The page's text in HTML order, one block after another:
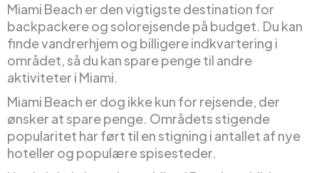
Miami Beach er den vigtigste destination for
backpackere og solorejsende på budget. Du kan
finde vandrerhjem og billigere indkvartering i
området, så du kan spare penge til andre
aktiviteter i Miami.
Miami Beach er dog ikke kun for rejsende, der
ønsker at spare penge. Områdets stigende
popularitet har ført til en stigning i antallet af nye
hoteller og populære spisesteder.